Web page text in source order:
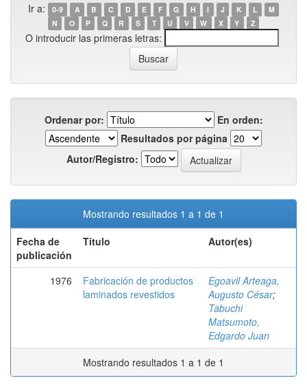
Ir a: 0-9 A B C D E F G H I J K L
M
N
O P Q R S T U V W X Y Z
O introducir las primeras letras:
Ordenar por:
En orden:
Resultados por página
Autor/Registro:
Mostrando resultados 1 a 1 de 1
Fecha de
publicación
Título Autor(es)
1976
Fabricación de productos
laminados revestidos
Egoavil Arteaga,
Augusto César;
Tabuchi
Matsumoto,
Edgardo Juan
Mostrando resultados 1 a 1 de 1